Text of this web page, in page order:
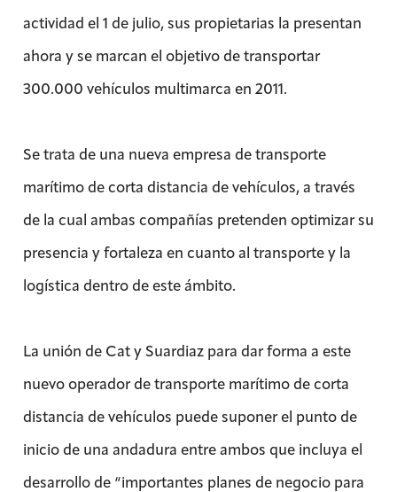
actividad el 1 de julio, sus propietarias la presentan
ahora y se marcan el objetivo de transportar
300.000 vehículos multimarca en 2011.
Se trata de una nueva empresa de transporte
marítimo de corta distancia de vehículos, a través
de la cual ambas compañías pretenden optimizar su
presencia y fortaleza en cuanto al transporte y la
logística dentro de este ámbito.
La unión de Cat y Suardiaz para dar forma a este
nuevo operador de transporte marítimo de corta
distancia de vehículos puede suponer el punto de
inicio de una andadura entre ambos que incluya el
desarrollo de “importantes planes de negocio para